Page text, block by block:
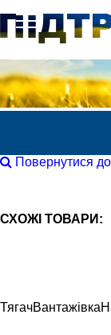
Повернутися
СХОЖІ ТОВАРИ:
ТягачВантажівка